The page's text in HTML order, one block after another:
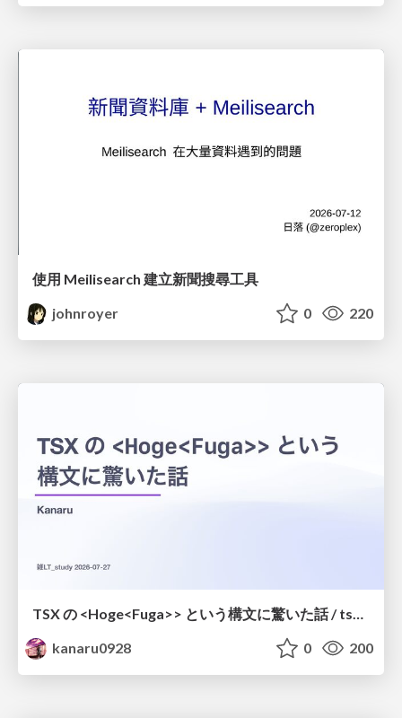
使用 Meilisearch 建立新聞搜尋工具
johnroyer
0 220
kanaru0928
0 200